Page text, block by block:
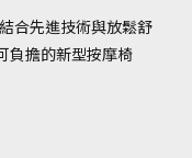
合先進技術與放鬆舒
負擔的新型按摩椅